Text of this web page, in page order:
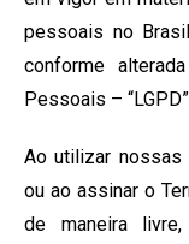
pessoais no
conforme
Pessoais –
Ao utilizar
ou ao assinar o
de maneira